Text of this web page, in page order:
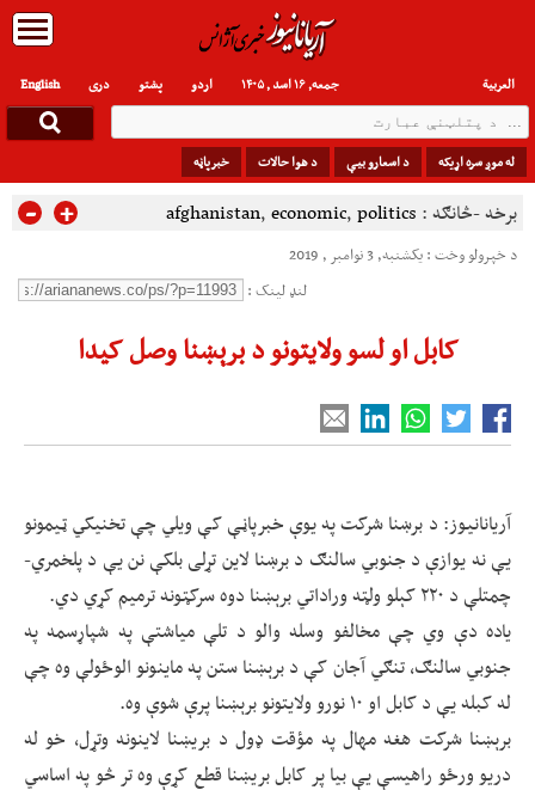
English دری پشتو العربیة اردو جمعه, ۱۶ اسد , ۱۴۰۵
له موږ سره اړیکه د اسعارو بیې د هوا حالات خبرپاڼه
برخه -څانګه : afghanistan, economic, politics
- +
د خپرولو وخت : یکشنبه, 3 نوامبر , 2019
لنډ لینک :
کابل او لسو ولایتونو د برېښنا وصل کیدا
آریانانیوز: د برښنا شرکت په یوې خبرپاڼې کې ویلي چې تخنیکي ټیمونو
یې نه یوازې د جنوبي سالنګ د برښنا لاین تړلی بلکې نن یې د پلخمري-
چمتلې د ۲۲۰ کېلو ولټه وراداتي برېښنا دوه سرکټونه ترمیم کړي دي.
یاده دې وي چې مخالفو وسله والو د تلې میاشتې په شپاړسمه په
جنوبي سالنګ، تنګي آجان کې د برېښنا ستن په ماینونو الوځولې وه چې
له کبله یې د کابل او ۱۰ نورو ولایتونو برېښنا پرې شوې وه.
برېښنا شرکت هغه مهال په مؤقت ډول د بریښنا لاینونه وتړل، خو له
دریو ورځو راهیسې یې بیا پر کابل بریښنا قطع کړې وه تر څو په اساسي